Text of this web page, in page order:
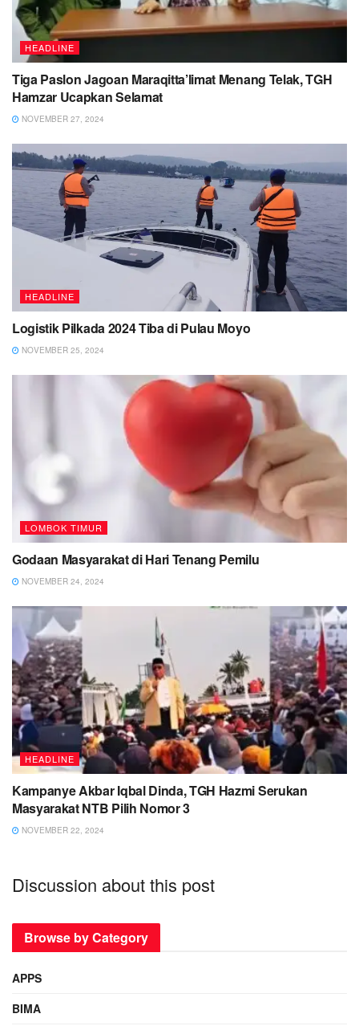
HEADLINE
Tiga Paslon Jagoan Maraqitta’limat Menang Telak, TGH
Hamzar Ucapkan Selamat
NOVEMBER 27, 2024
HEADLINE
Logistik Pilkada 2024 Tiba di Pulau Moyo
NOVEMBER 25, 2024
LOMBOK TIMUR
Godaan Masyarakat di Hari Tenang Pemilu
NOVEMBER 24, 2024
HEADLINE
Kampanye Akbar Iqbal Dinda, TGH Hazmi Serukan
Masyarakat NTB Pilih Nomor 3
NOVEMBER 22, 2024
Discussion about this post
Browse by Category
APPS
BIMA